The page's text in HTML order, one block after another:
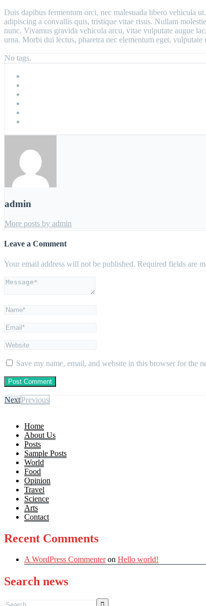
Duis dapibus fermentum orci, nec malesuada libero vehicula
adipiscing a convallis quis, tristique vitae risus. Nullam
nunc. Vivamus gravida vehicula arcu, vitae vulputate augue
urna. Morbi dui lectus, pharetra nec elementum eget,
No tags.
admin
More posts by admin
Leave a Comment
Your email address will not be published. Required fields are
Save my name, email, and website in this browser for the
NextPrevious
Home
About Us
Posts
Sample Posts
World
Food
Opinion
Travel
Science
Arts
Contact
Recent Comments
A WordPress Commenteron Hello world!
Search news